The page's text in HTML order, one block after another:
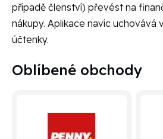
případě členství) převést na
nákupy. Aplikace navíc uchovává
účtenky.
Oblíbené obchody